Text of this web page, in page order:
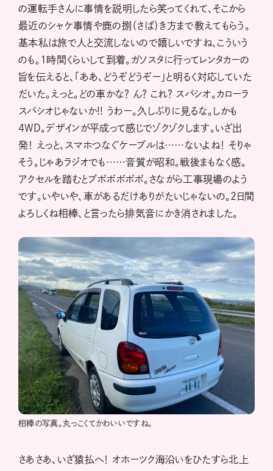
の運転手さんに事情を説明したら笑ってくれて、そこから
最近のシャケ事情や鹿の捌（さば）き方まで教えてもらう。
基本私は旅で人と交流しないので嬉しいですね、こういう
のも。1時間くらいして到着。ガソスタに行ってレンタカーの
旨を伝えると、「ああ、どうぞどうぞー」と明るく対応していた
だいた。えっと。どの車かな？ ん？ これ？ スパシオ。カローラ
スパシオじゃないか!! うわー。久しぶりに見るな。しかも
4WD。デザインが平成って感じでゾクゾクします。いざ出
発！ えっと、スマホつなぐケーブルは……ないよね！ そりゃ
そう。じゃあラジオでも……音質が昭和。戦後まもなく感。
アクセルを踏むとブボボボボボ。さながら工事現場のよう
です。いやいや、車があるだけありがたいじゃないの。2日間
よろしくね相棒、と言ったら排気音にかき消されました。
相棒の写真。丸っこくてかわいいですね。
さあさあ、いざ猿払へ！ オホーツク海沿いをひたすら北上